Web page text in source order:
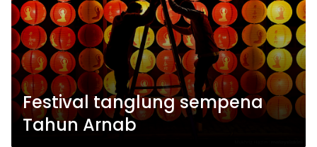
Festival tanglung sempena
Tahun Arnab